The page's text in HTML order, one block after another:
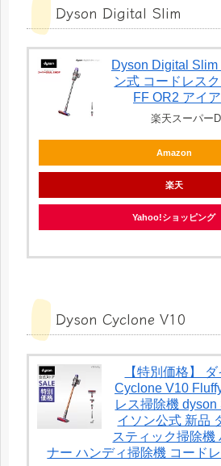
Dyson Digital Slim
Dyson Digital Slim
ン式 コードレス
FF OR2 アイ
楽天スーパー
Amazon
楽天
Yahoo!ショッピング
Dyson Cyclone V10
【特別価格】
Cyclone V10
レス掃除機
イソン公式 新品
スティック掃除機
ナー ハンディ掃除機 コード